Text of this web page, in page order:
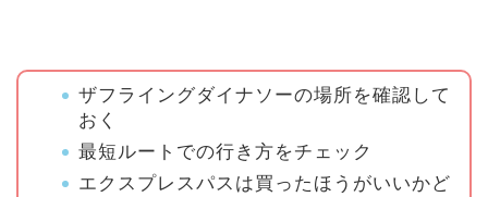
ザフライングダイナソーの場所を確認して
おく
最短ルートでの行き方をチェック
エクスプレスパスは買ったほうがいいかど